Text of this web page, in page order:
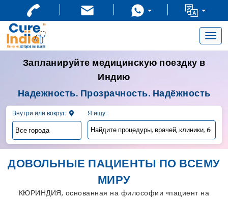
Запланируйте медицинскую поездку в
Индию
Надежность. Прозрачность. Надёжность
Внутри или вокруг: Я ищу:
ДОВОЛЬНЫЕ ПАЦИЕНТЫ ПО ВСЕМУ
МИРУ
КЮРИНДИЯ, основанная на философии «пациент на